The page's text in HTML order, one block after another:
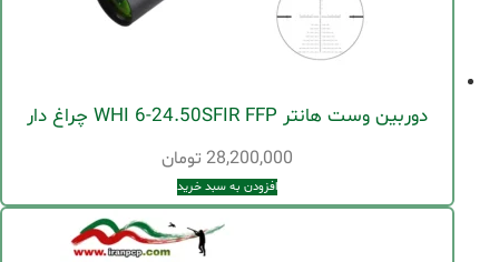
دوربین وست هانتر WHI 6-24.50SFIR FFP چراغ دار
28,200,000 تومان
افزودن به سبد خرید